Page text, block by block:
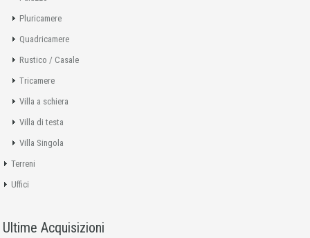
Pluricamere
Quadricamere
Rustico / Casale
Tricamere
Villa a schiera
Villa di testa
Villa Singola
Terreni
Uffici
Ultime Acquisizioni